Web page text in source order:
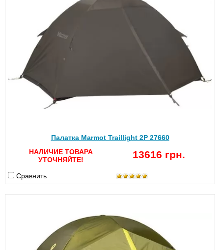
Палатка Marmot Traillight 2P 27660
НАЛИЧИЕ ТОВАРА
УТОЧНЯЙТЕ!
13616 грн.
Сравнить